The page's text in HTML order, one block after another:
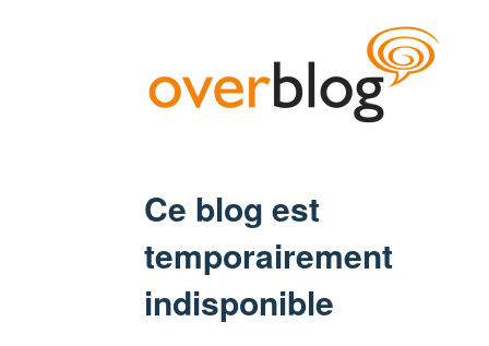
Ce blog est
temporairement
indisponible